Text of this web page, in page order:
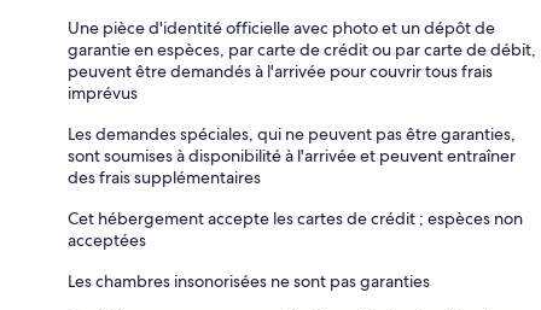
Une pièce d'identité officielle avec photo et un dépôt de
garantie en espèces, par carte de crédit ou par carte de débit,
peuvent être demandés à l'arrivée pour couvrir tous frais
imprévus
Les demandes spéciales, qui ne peuvent pas être garanties,
sont soumises à disponibilité à l'arrivée et peuvent entraîner
des frais supplémentaires
Cet hébergement accepte les cartes de crédit ; espèces non
acceptées
Les chambres insonorisées ne sont pas garanties